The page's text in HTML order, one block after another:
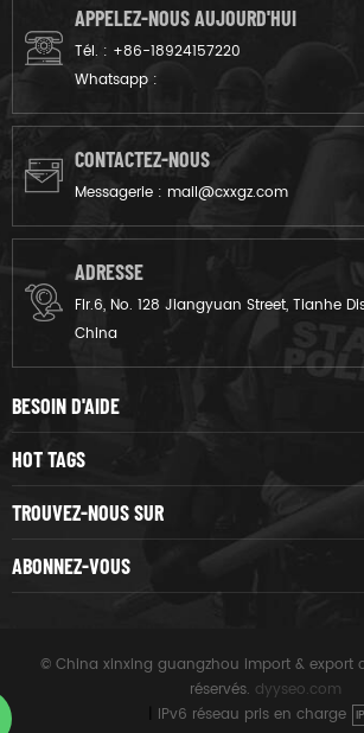
APPELEZ-NOUS AUJOURD'HUI
Tél. : +86-18924157220
Whatsapp :
CONTACTEZ-NOUS
Messagerie : mail@cxxgz.com
ADRESSE
Flr.6, No. 128 Jiangyuan Street, Tianhe
China
BESOIN D'AIDE
HOT TAGS
TROUVEZ-NOUS SUR
ABONNEZ-VOUS
© China xinxing guangzhou import & export
réservés. dyyseo.com
IPv6 réseau pris en charge